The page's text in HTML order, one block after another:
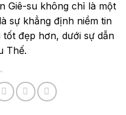
Giê-su không chỉ là một
sự khẳng định niềm tin
đẹp hơn, dưới sự dẫn
Thế.